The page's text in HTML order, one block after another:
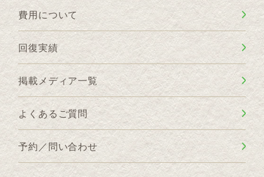
費用について
回復実績
掲載メディア一覧
よくあるご質問
予約／問い合わせ